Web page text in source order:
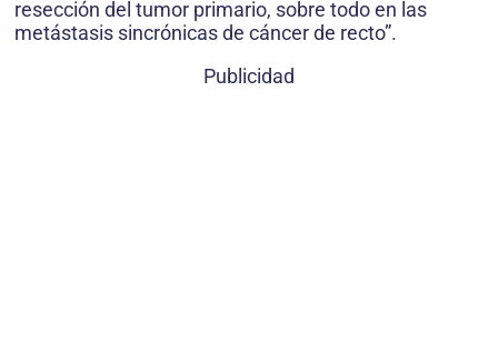
resección del tumor primario, sobre todo en las
metástasis sincrónicas de cáncer de recto”.
Publicidad